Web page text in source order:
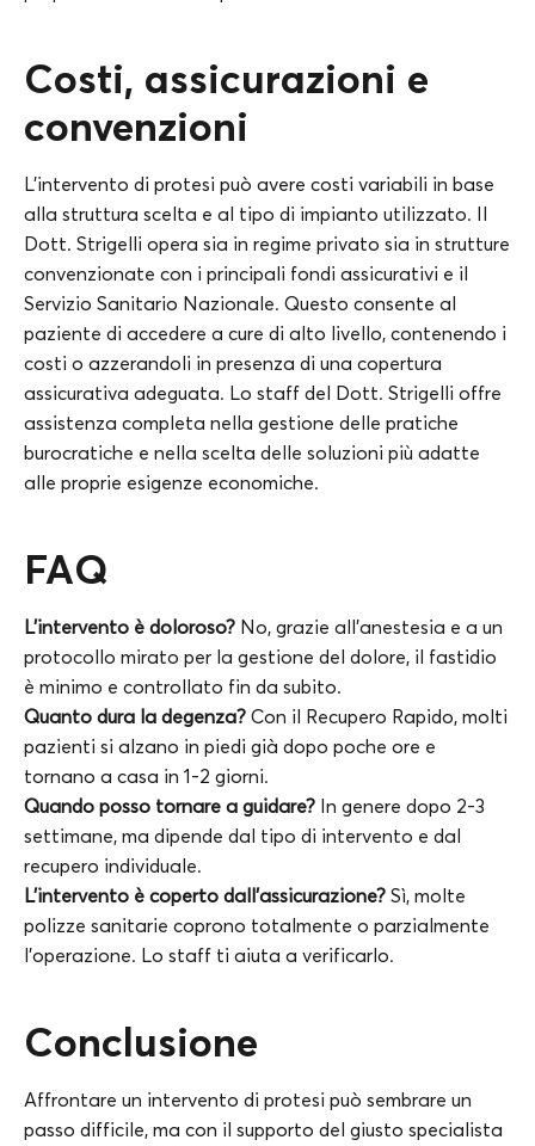
Costi, assicurazioni e
convenzioni
L’intervento di protesi può avere costi variabili in base
alla struttura scelta e al tipo di impianto utilizzato. Il
Dott. Strigelli opera sia in regime privato sia in strutture
convenzionate con i principali fondi assicurativi e il
Servizio Sanitario Nazionale. Questo consente al
paziente di accedere a cure di alto livello, contenendo i
costi o azzerandoli in presenza di una copertura
assicurativa adeguata. Lo staff del Dott. Strigelli offre
assistenza completa nella gestione delle pratiche
burocratiche e nella scelta delle soluzioni più adatte
alle proprie esigenze economiche.
FAQ
L’intervento è doloroso? No, grazie all’anestesia e a un
protocollo mirato per la gestione del dolore, il fastidio
è minimo e controllato fin da subito.
Quanto dura la degenza? Con il Recupero Rapido, molti
pazienti si alzano in piedi già dopo poche ore e
tornano a casa in 1-2 giorni.
Quando posso tornare a guidare? In genere dopo 2-3
settimane, ma dipende dal tipo di intervento e dal
recupero individuale.
L’intervento è coperto dall’assicurazione? Sì, molte
polizze sanitarie coprono totalmente o parzialmente
l’operazione. Lo staff ti aiuta a verificarlo.
Conclusione
Affrontare un intervento di protesi può sembrare un
passo difficile, ma con il supporto del giusto specialista